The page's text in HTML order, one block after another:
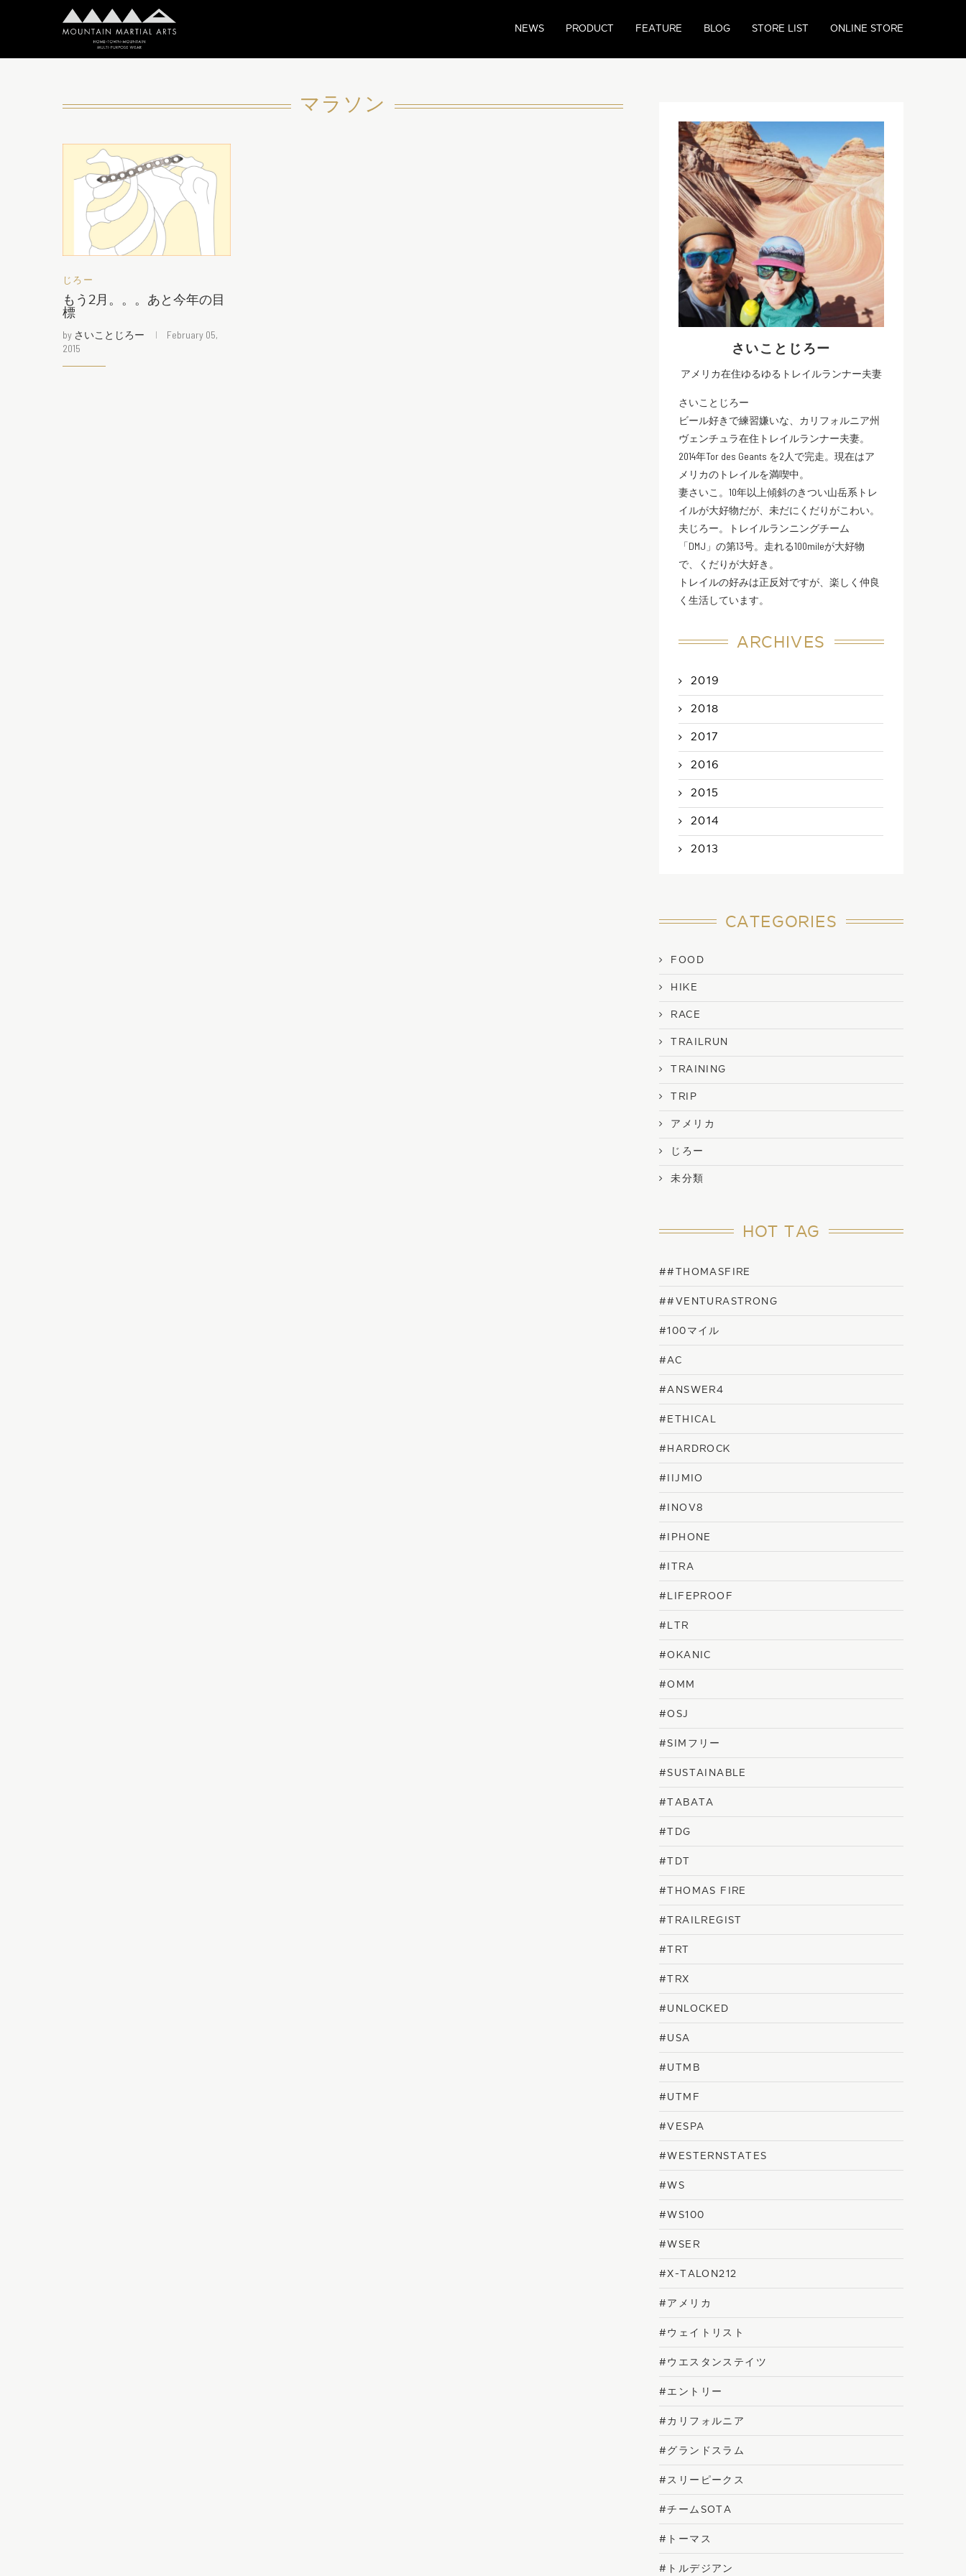
NEWS PRODUCT FEATURE BLOG STORE LIST ONLINE STORE
マラソン
じろー
もう2月。。。あと今年の目
標
by さいことじろー
February 05,
2015
さいことじろー
アメリカ在住ゆるゆるトレイルランナー夫妻
さいことじろー
ビール好きで練習嫌いな、カリフォルニア州
ヴェンチュラ在住トレイルランナー夫妻。
2014年Tor des Geants を2人で完走。現在はア
メリカのトレイルを満喫中。
妻さいこ。10年以上傾斜のきつい山岳系トレ
イルが大好物だが、未だにくだりがこわい。
夫じろー。トレイルランニングチーム
「DMJ」の第13号。走れる100mileが大好物
で、くだりが大好き。
トレイルの好みは正反対ですが、楽しく仲良
く生活しています。
ARCHIVES
2019
2018
2017
2016
2015
2014
2013
CATEGORIES
FOOD
HIKE
RACE
TRAILRUN
TRAINING
TRIP
アメリカ
じろー
未分類
HOT TAG
##THOMASFIRE
##VENTURASTRONG
#100マイル
#AC
#ANSWER4
#ETHICAL
#HARDROCK
#IIJMIO
#INOV8
#IPHONE
#ITRA
#LIFEPROOF
#LTR
#OKANIC
#OMM
#OSJ
#SIMフリー
#SUSTAINABLE
#TABATA
#TDG
#TDT
#THOMAS FIRE
#TRAILREGIST
#TRT
#TRX
#UNLOCKED
#USA
#UTMB
#UTMF
#VESPA
#WESTERNSTATES
#WS
#WS100
#WSER
#X-TALON212
#アメリカ
#ウェイトリスト
#ウエスタンステイツ
#エントリー
#カリフォルニア
#グランドスラム
#スリーピークス
#チームSOTA
#トーマス
#トルデジアン